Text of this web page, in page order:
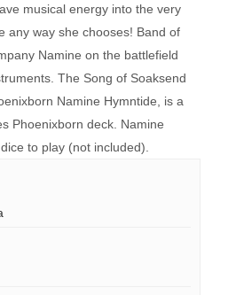
musical energy into the very
any way she chooses! Band of
Namine on the battlefield
The Song of Soaksend
Namine Hymntide, is a
Phoenixborn deck. Namine
to play (not included).